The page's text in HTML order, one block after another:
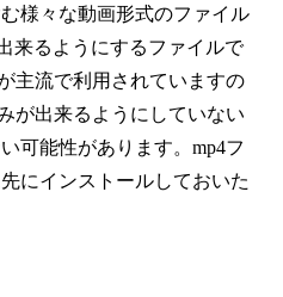
様々な動画形式のファイル
来るようにするファイルで
主流で利用されていますの
が出来るようにしていない
可能性があります。mp4フ
にインストールしておいた